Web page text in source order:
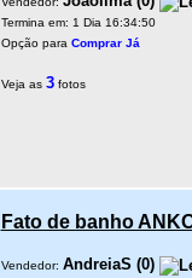
Termina em: 1 Dia 16:34:50
Opção para Comprar Já
Veja as 3fotos
Fato de banho
Vendedor: AndreiaS (0)